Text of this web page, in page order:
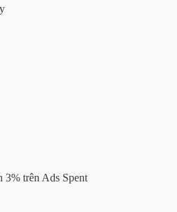
trên Ads Spent